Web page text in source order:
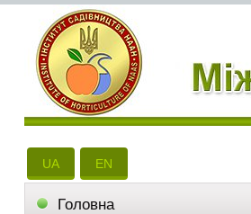
UA EN
Головна